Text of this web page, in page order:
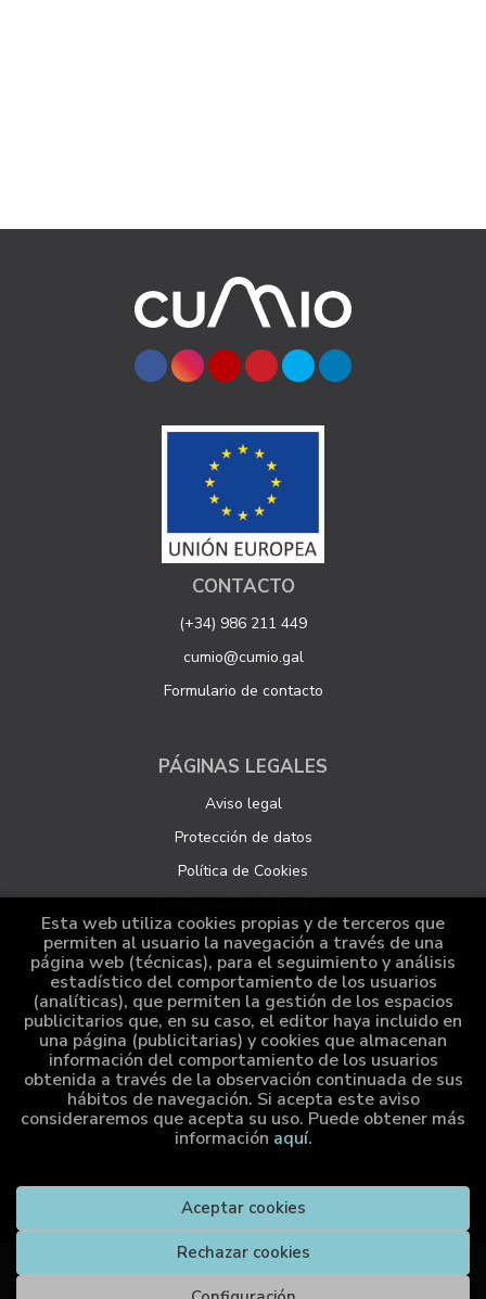
Compra
CONTACTO
(+34) 986 211 449
cumio@cumio.gal
Formulario de contacto
PÁGINAS LEGALES
Aviso legal
Protección de datos
Política de Cookies
Configuración de Cookies
ATENCIÓN AL CLIENTE
Quiénes somos
Pedidos especiales
Distribución
Cumio Editora
. Todos los Derechos Reservados |
Grupo Trevenque
Esta web utiliza cookies propias y de terceros que
permiten al usuario la navegación a través de una
página web (técnicas), para el seguimiento y análisis
estadístico del comportamiento de los usuarios
(analíticas), que permiten la gestión de los espacios
publicitarios que, en su caso, el editor haya incluido en
una página (publicitarias) y cookies que almacenan
información del comportamiento de los usuarios
obtenida a través de la observación continuada de sus
hábitos de navegación. Si acepta este aviso
consideraremos que acepta su uso. Puede obtener más
información aquí.
Rechazar cookies
Aceptar cookies